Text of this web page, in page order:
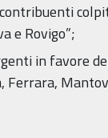
e Rovigo”;
in favore